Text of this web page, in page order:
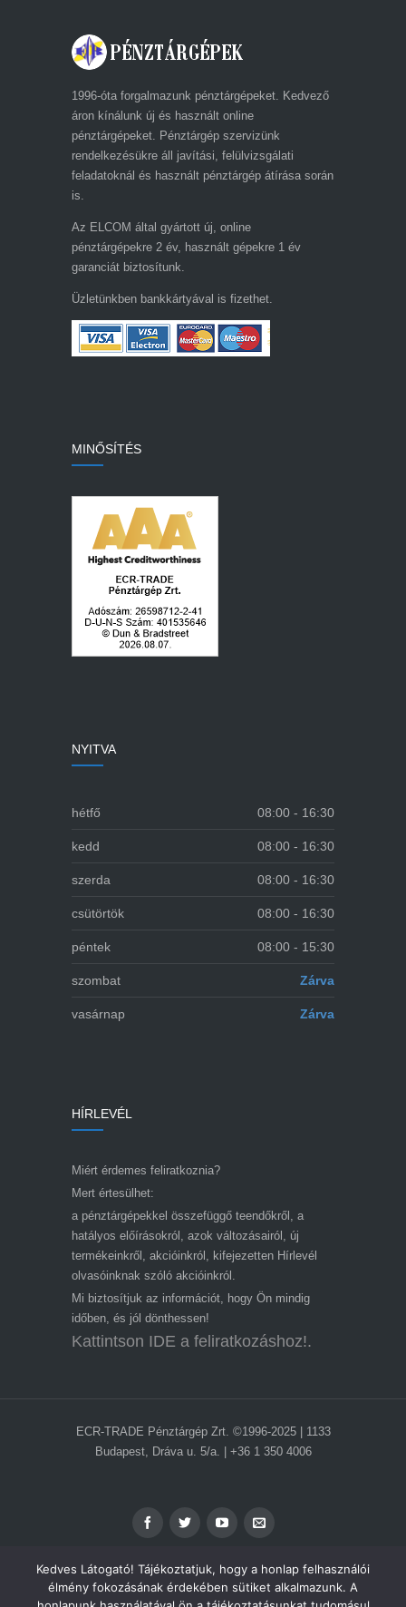
1996-óta forgalmazunk pénztárgépeket. Kedvező
áron kínálunk új és használt online
pénztárgépeket. Pénztárgép szervizünk
rendelkezésükre áll javítási, felülvizsgálati
feladatoknál és használt pénztárgép átírása során
is.
Az ELCOM által gyártott új, online
pénztárgépekre 2 év, használt gépekre 1 év
garanciát biztosítunk.
Üzletünkben bankkártyával is fizethet.
MINŐSÍTÉS
NYITVA
hétfő 08:00 - 16:30
kedd 08:00 - 16:30
szerda 08:00 - 16:30
csütörtök 08:00 - 16:30
péntek 08:00 - 15:30
szombat Zárva
vasárnap Zárva
HÍRLEVÉL
Miért érdemes feliratkoznia?
Mert értesülhet:
a pénztárgépekkel összefüggő teendőkről, a
hatályos előírásokról, azok változásairól, új
termékeinkről, akcióinkról, kifejezetten Hírlevél
olvasóinknak szóló akcióinkról.
Mi biztosítjuk az információt, hogy Ön mindig
időben, és jól dönthessen!
Kattintson IDE a feliratkozáshoz!.
ECR-TRADE Pénztárgép Zrt. ©1996-2025 | 1133
Budapest, Dráva u. 5/a. | +36 1 350 4006
Kedves Látogató! Tájékoztatjuk, hogy a honlap felhasználói
élmény fokozásának érdekében sütiket alkalmazunk. A